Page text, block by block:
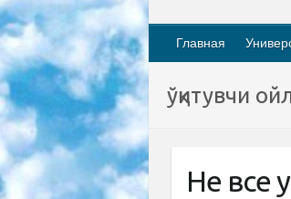
Главная
ўқитувчи
Не все